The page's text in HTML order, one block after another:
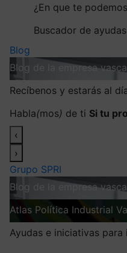
¿En que te
Buscador de
Blog
Blog de la empresa vasca
Recíbenos y estarás al
Habla(mos) de ti Si tu
‹
›
Grupo SPRI
Blog de la empresa vasca
Atlas Política Industrial
Ayudas e iniciativas